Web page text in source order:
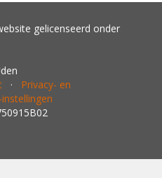
gelicenseerd onder
· Privacy- en